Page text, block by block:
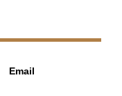
Email